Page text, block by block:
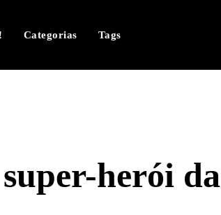
Categorias Tags
herói da